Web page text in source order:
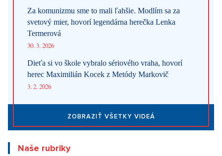
Za komunizmu sme to mali ľahšie. Modlím sa za
svetový mier, hovorí legendárna herečka Lenka
Termerová
30. 3. 2026
Dieťa si vo škole vybralo sériového vraha, hovorí
herec Maximilián Kocek z Metódy Markovič
3. 2. 2026
ZOBRAZIŤ VŠETKY VIDEÁ
Naše rubriky